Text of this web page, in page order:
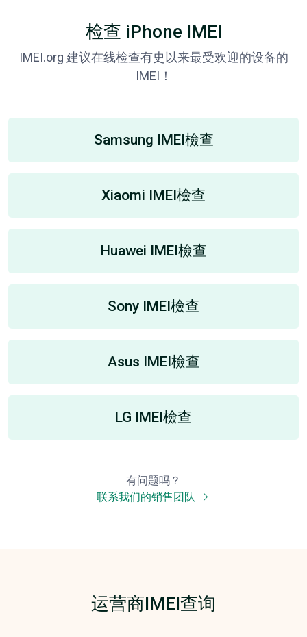
检查 iPhone IMEI
IMEI.org 建议在线检查有史以来最受欢迎的设备的
IMEI！
Samsung IMEI檢查
Xiaomi IMEI檢查
Huawei IMEI檢查
Sony IMEI檢查
Asus IMEI檢查
LG IMEI檢查
有问题吗？
联系我们的销售团队
运营商IMEI查询